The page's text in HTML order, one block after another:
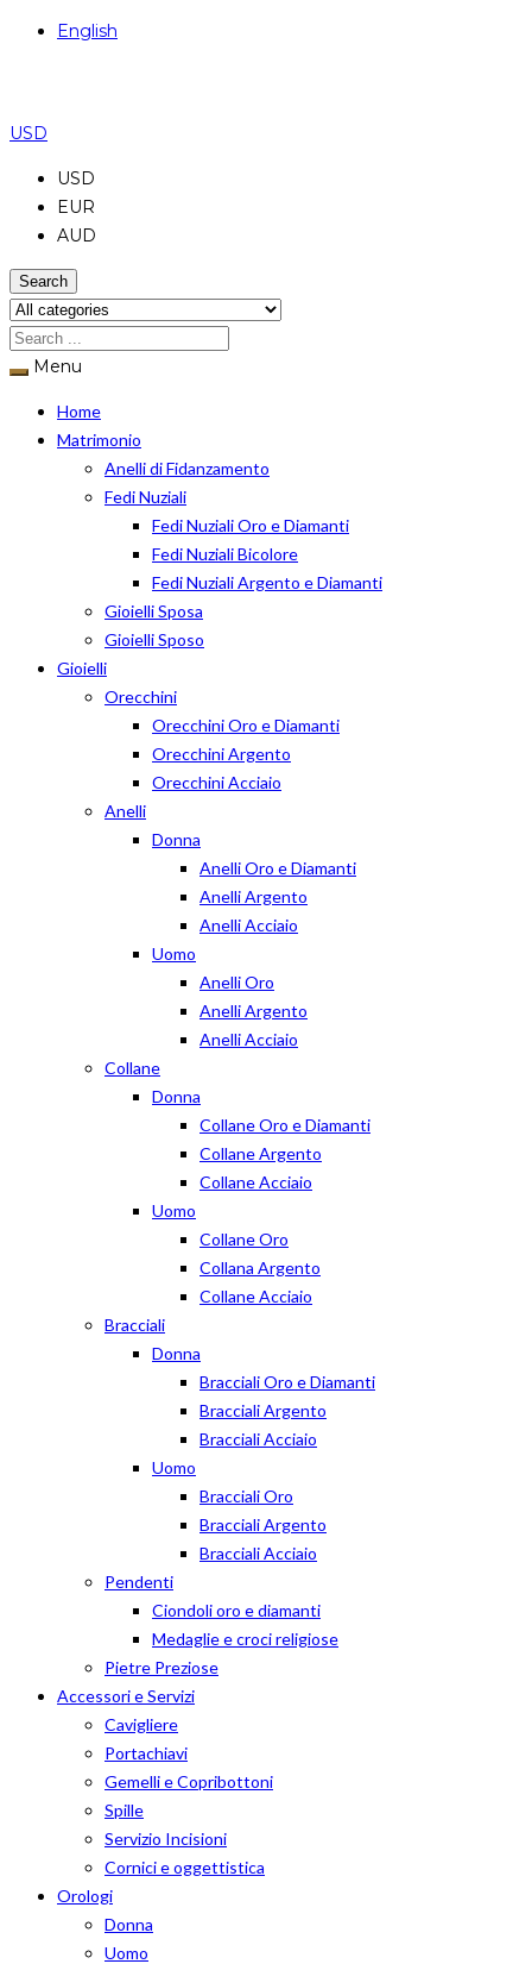
English
USD
USD
EUR
AUD
Search
Menu
Home
Matrimonio
Anelli di Fidanzamento
Fedi Nuziali
Fedi Nuziali Oro e Diamanti
Fedi Nuziali Bicolore
Fedi Nuziali Argento e Diamanti
Gioielli Sposa
Gioielli Sposo
Gioielli
Orecchini
Orecchini Oro e Diamanti
Orecchini Argento
Orecchini Acciaio
Anelli
Donna
Anelli Oro e Diamanti
Anelli Argento
Anelli Acciaio
Uomo
Anelli Oro
Anelli Argento
Anelli Acciaio
Collane
Donna
Collane Oro e Diamanti
Collane Argento
Collane Acciaio
Uomo
Collane Oro
Collana Argento
Collane Acciaio
Bracciali
Donna
Bracciali Oro e Diamanti
Bracciali Argento
Bracciali Acciaio
Uomo
Bracciali Oro
Bracciali Argento
Bracciali Acciaio
Pendenti
Ciondoli oro e diamanti
Medaglie e croci religiose
Pietre Preziose
Accessori e Servizi
Cavigliere
Portachiavi
Gemelli e Copribottoni
Spille
Servizio Incisioni
Cornici e oggettistica
Orologi
Donna
Uomo